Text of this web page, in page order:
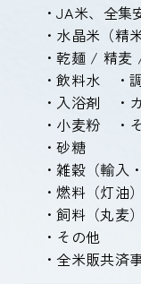
・JA米、全
・水晶米（精米
・乾麺 / 精麦
・飲料水 ・
・入浴剤 ・
・小麦粉 ・
・砂糖
・雑穀（輸入
・燃料（灯油
・飼料（丸麦）
・その他
・全米販共済